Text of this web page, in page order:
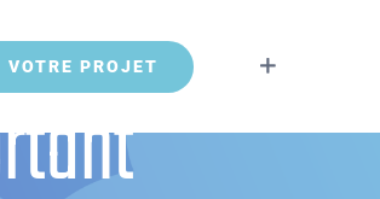
VOTRE PROJET